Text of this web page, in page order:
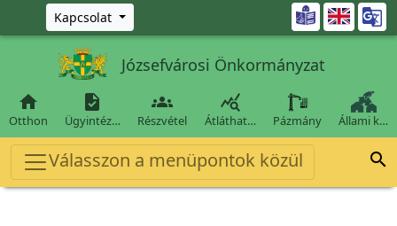
Ugrás a fő tartalomra
Kapcsolat 
Józsefvárosi Önkormányzat

Otthon

Ügyintéz…

Részvétel

Átláthat… Pázmány Állami k…
Válasszon a menüpontok közül 